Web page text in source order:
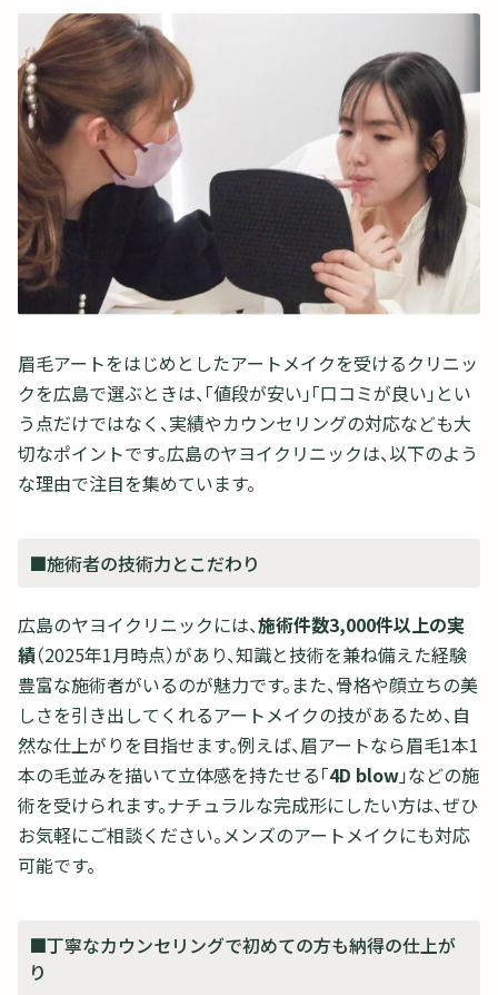
眉毛アートをはじめとしたアートメイクを受けるクリニッ
クを広島で選ぶときは、「値段が安い」「口コミが良い」とい
う点だけではなく、実績やカウンセリングの対応なども大
切なポイントです。広島のヤヨイクリニックは、以下のよう
な理由で注目を集めています。
■施術者の技術力とこだわり
広島のヤヨイクリニックには、施術件数3,000件以上の実
績（2025年1月時点）があり、知識と技術を兼ね備えた経験
豊富な施術者がいるのが魅力です。また、骨格や顔立ちの美
しさを引き出してくれるアートメイクの技があるため、自
然な仕上がりを目指せます。例えば、眉アートなら眉毛1本1
本の毛並みを描いて立体感を持たせる「4D blow」などの施
術を受けられます。ナチュラルな完成形にしたい方は、ぜひ
お気軽にご相談ください。メンズのアートメイクにも対応
可能です。
■丁寧なカウンセリングで初めての方も納得の仕上が
り